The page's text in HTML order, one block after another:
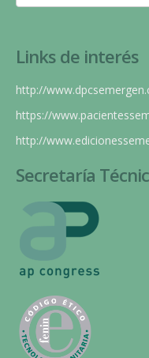
Links de interés
http://
https://
http://
Secretaría